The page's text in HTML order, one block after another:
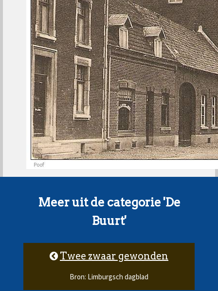
Meer uit de categorie 'De
Buurt'
Twee zwaar gewonden
Bron: Limburgsch dagblad